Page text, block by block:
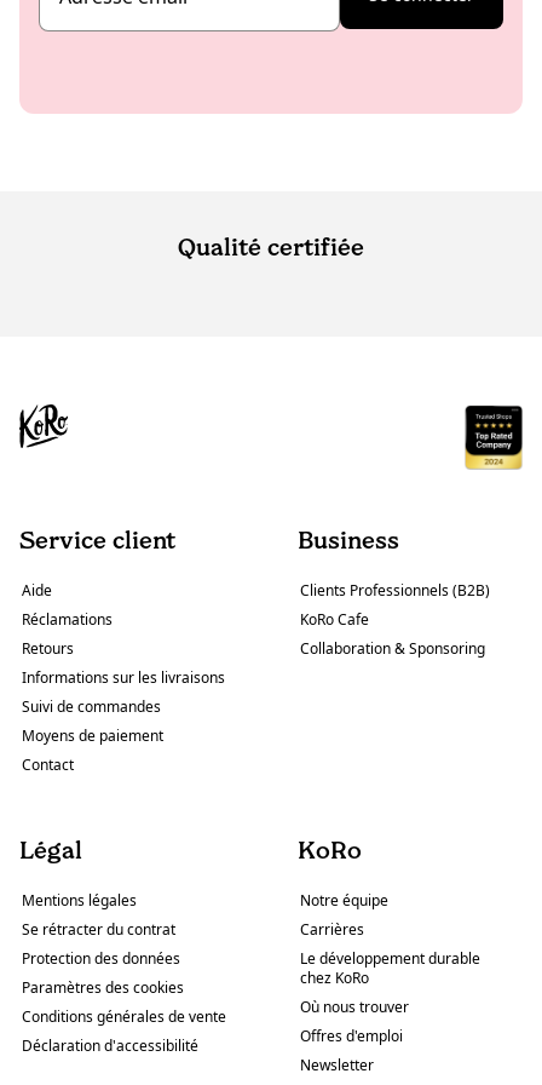
Qualité certifiée
Service client
Aide
Réclamations
Retours
Informations sur les livraisons
Suivi de commandes
Moyens de paiement
Contact
Business
Clients Professionnels (B2B)
KoRo Cafe
Collaboration & Sponsoring
Légal
Mentions légales
Se rétracter du contrat
Protection des données
Paramètres des cookies
Conditions générales de vente
Déclaration d'accessibilité
KoRo
Notre équipe
Carrières
Le développement durable
chez KoRo
Où nous trouver
Offres d'emploi
Newsletter